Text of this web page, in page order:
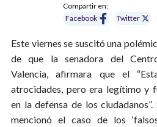
Compartir en:
Facebook
Twitter
Este viernes se suscitó una
de que la senadora del
Valencia, afirmara que el
atrocidades, pero era legítimo y
en la defensa de los ciudadanos”.
mencionó el caso de los